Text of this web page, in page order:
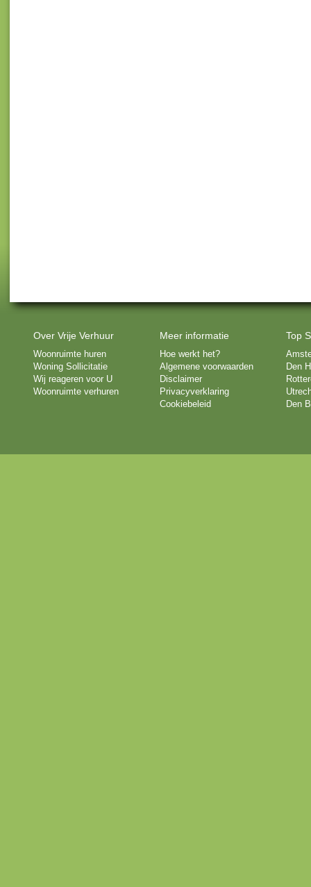
Over Vrije Verhuur
Woonruimte huren
Woning Sollicitatie
Wij reageren voor U
Woonruimte verhuren
Meer informatie
Hoe werkt het?
Algemene voorwaarden
Disclaimer
Privacyverklaring
Cookiebeleid
Top
Den
Den